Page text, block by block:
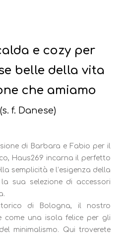
e cozy per
belle della vita
che amiamo
f. Danese)
di Barbara e Fabio per il
Haus269 incarna il perfetto
semplicità e l’esigenza della
sua selezione di accessori
di Bologna, il nostro
come una isola felice per gli
minimalismo. Qui troverete